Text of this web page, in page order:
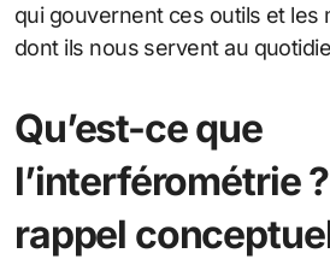
qui gouvernent ces outils et les
dont ils nous servent au
Qu’est-ce que
l’interférométrie
rappel